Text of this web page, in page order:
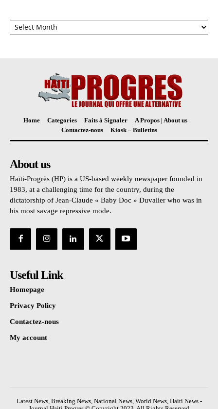
Archives
Home Categories Faits à Signaler
A Propos | About us
Contactez-nous
Kiosk – Bulletins
About us
Haïti-Progrès (HP) is a US-based weekly newspaper founded in
1983, at a challenging time for the country, during the
dictatorship of Jean-Claude « Baby Doc » Duvalier who was in
his most savage repressive mode.
Useful Link
Homepage
Privacy Policy
Contactez-nous
My account
Latest News, Breaking News, National News, World News, Haiti News -